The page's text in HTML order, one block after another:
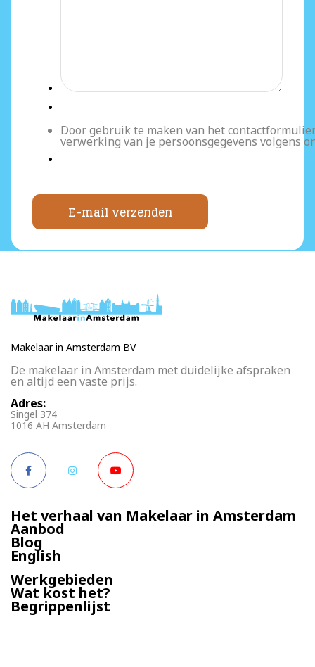
Door gebruik te maken van het
verwerking van je persoonsgegevens volgens
E-mail verzenden
Makelaar in Amsterdam BV
De makelaar in Amsterdam met duidelijke afspraken
en altijd een vaste prijs.
Adres:
Singel 374
1016 AH Amsterdam
Het verhaal van Makelaar in Amsterdam
Aanbod
Blog
English
Werkgebieden
Wat kost het?
Begrippenlijst